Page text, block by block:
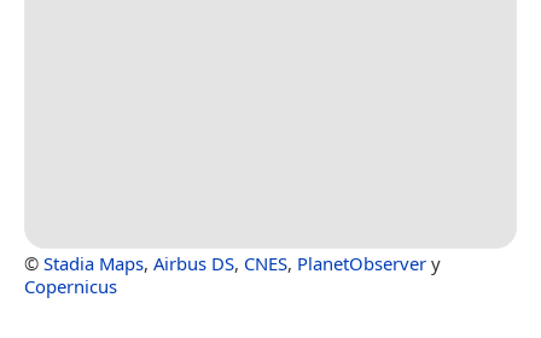
© Stadia Maps, Airbus DS, CNES, PlanetObserver y
Copernicus